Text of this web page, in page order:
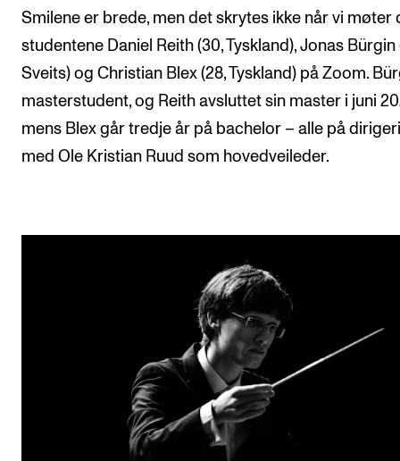
Kontakt oss
Finn ansatte
For ansatte og studenter
Smilene er brede, men det skrytes ikke når vi møter
studentene Daniel Reith (30, Tyskland), Jonas Bürgin
Sveits) og Christian Blex (28, Tyskland) på Zoom.
masterstudent, og Reith avsluttet sin master i juni
mens Blex går tredje år på bachelor – alle på
med Ole Kristian Ruud som hovedveileder.